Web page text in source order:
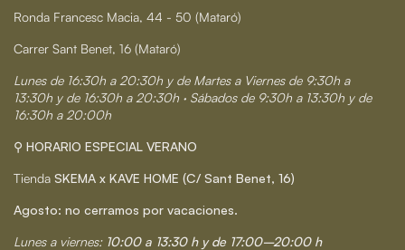
Ronda Francesc Macia, 44 - 50 (Mataró)
Carrer Sant Benet, 16 (Mataró)
Lunes de 16:30h a 20:30h y de Martes a Viernes de 9:30h a
13:30h y de 16:30h a 20:30h · Sábados de 9:30h a 13:30h y de
16:30h a 20:00h
⚲ HORARIO ESPECIAL VERANO
Tienda SKEMA x KAVE HOME (C/ Sant Benet, 16)
Agosto: no cerramos por vacaciones.
Lunes a viernes: 10:00 a 13:30 h y de 17:00–20:00 h